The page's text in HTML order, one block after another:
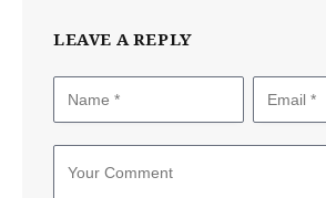
LEAVE A REPLY